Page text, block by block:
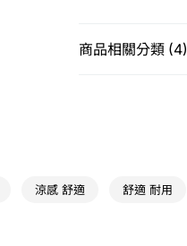
免運費
商品相關分類 (4)
涼感 舒適 舒適 耐用